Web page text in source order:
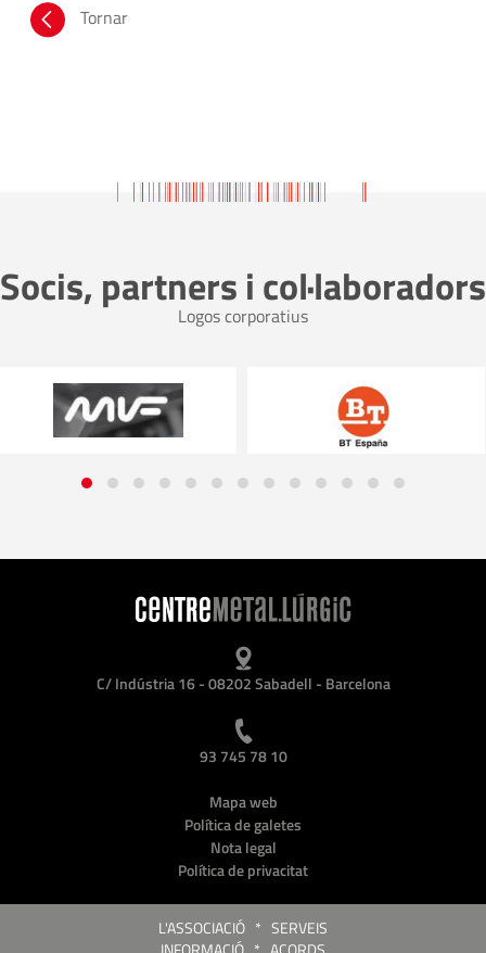
Tornar
Socis, partners i col·laboradors
Logos corporatius
C/ Indústria 16 - 08202 Sabadell - Barcelona
93 745 78 10
Mapa web
Política de galetes
Nota legal
Política de privacitat
L'ASSOCIACIÓ * SERVEIS